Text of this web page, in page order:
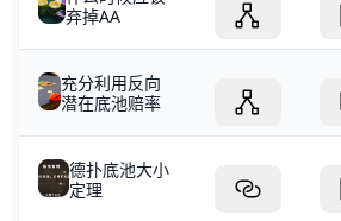
弃掉AA
充分利用反向
潜在底池赔率
德扑底池大小
定理